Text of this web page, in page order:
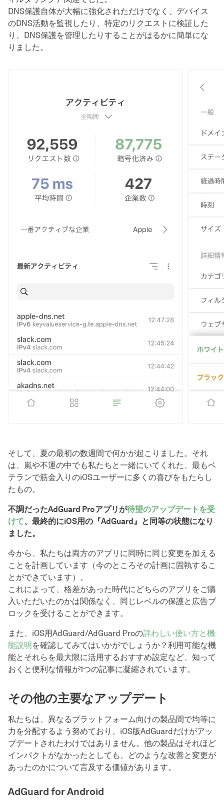
DNS保護自体が大幅に強化されただけでなく、デバイス
のDNS活動を監視したり、特定のリクエストに検証した
り、DNS保護を管理したりすることがはるかに簡単にな
りました。
そして、夏の最初の数週間で何かが起こりました。それ
は、嵐や不運の中でも私たちと一緒にいてくれた、最もベ
テランで筋金入りのiOSユーザーに多くの喜びをもたらし
たもの。
不調だったAdGuard Proアプリが待望のアップデートを受
けて、最終的にiOS用の『AdGuard』と同等の状態になり
ました。
今から、私たちは両方のアプリに同時に同じ変更を加える
ことを計画しています（今のところその計画に固執するこ
とができています）。
これによって、格差があった時代にどちらのアプリをご購
入いただいたのかは関係なく、同じレベルの保護と広告ブ
ロックを受けることができます。
また、iOS用AdGuard/AdGuard Proの詳わしい使い方と機
能説明 を確認してみてはいかがでしょうか？利用可能な機
能とそれらを最大限に活用するおすすめ設定など、知って
おくと便利な情報が1つの記事に凝縮されています。
その他の主要なアップデート
私たちは、異なるプラットフォーム向けの製品間で均等に
力を分配するよう努めており、iOS版AdGuardだけがアッ
プデートされたわけではありません。他の製品はそれほど
インパクトがなかったとしても、どのような改善と変更が
あったのかについて言及する価値があります。
AdGuard for Android